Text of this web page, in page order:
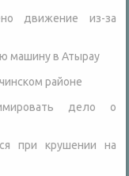
движение из-за
машину в Атырау
районе
дело о
при крушении на